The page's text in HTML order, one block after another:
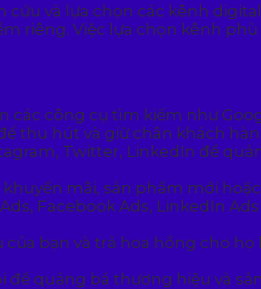
và lựa chọn các kênh
riêng. Việc lựa chọn kênh
các công cụ tìm kiếm như
thu hút và giữ chân khách
Twitter, LinkedIn để
mãi, sản phẩm mới
Facebook Ads, LinkedIn
bạn và trả hoa hồng cho
quảng bá thương hiệu và